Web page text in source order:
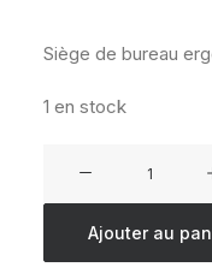
Siège de bureau
1 en stock
Ajouter au